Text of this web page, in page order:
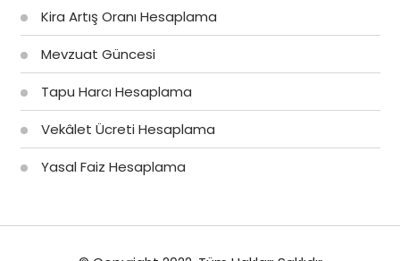
Kira Artış Oranı Hesaplama
Mevzuat Güncesi
Tapu Harcı Hesaplama
Vekâlet Ücreti Hesaplama
Yasal Faiz Hesaplama